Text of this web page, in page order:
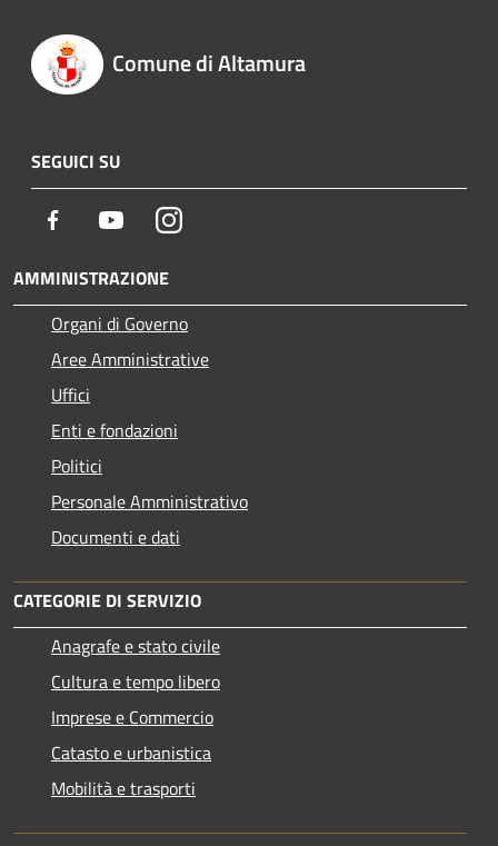
Comune di Altamura
SEGUICI SU
Facebook YoutubeInstagram
AMMINISTRAZIONE
Organi di Governo
Aree Amministrative
Uffici
Enti e fondazioni
Politici
Personale Amministrativo
Documenti e dati
CATEGORIE DI SERVIZIO
Anagrafe e stato civile
Cultura e tempo libero
Imprese e Commercio
Catasto e urbanistica
Mobilità e trasporti